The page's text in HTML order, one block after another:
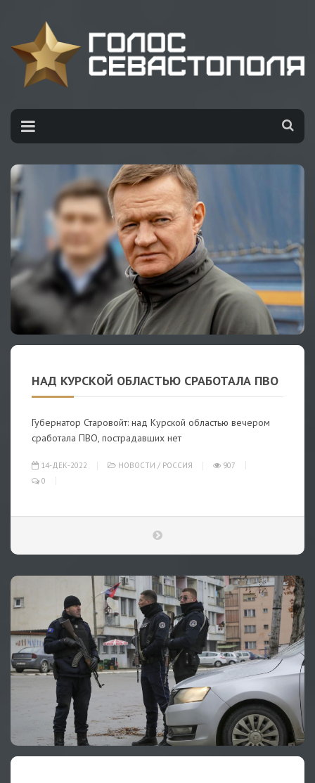
НАД КУРСКОЙ ОБЛАСТЬЮ СРАБОТАЛА ПВО
Губернатор Старовойт: над Курской областью вечером
сработала ПВО, пострадавших нет
14-ДЕК-2022 НОВОСТИ / РОССИЯ
907
0